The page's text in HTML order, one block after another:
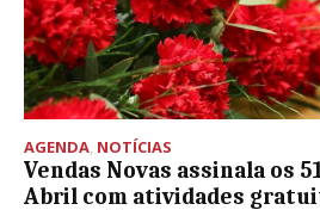
AGENDA NOTÍCIAS
Vendas Novas assinala os
Abril com atividades